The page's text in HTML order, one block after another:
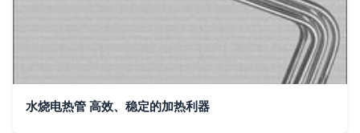
水烧电热管 高效、稳定的加热利器